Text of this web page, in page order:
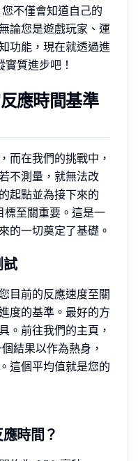
不僅會知道自己的
論您是遊戲玩家、運
功能，現在就透過進
實質進步吧！
應時間基準
而在我們的挑戰中，
不測量，就無法改
起點並為接下來的
至關重要。這是一
的一切奠定了基礎。
試
目前的反應速度至關
度的基準。最好的方
。前往我們的主頁，
結果以作為熱身，
這個平均值就是您的
時間？